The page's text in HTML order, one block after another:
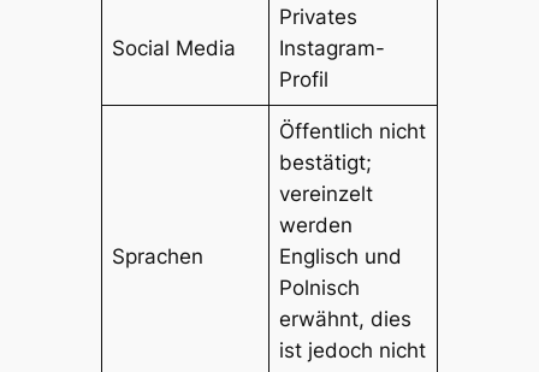
Social Media
Privates
Instagram-
Profil
Sprachen
Öffentlich nicht
bestätigt;
vereinzelt
werden
Englisch und
Polnisch
erwähnt, dies
ist jedoch nicht